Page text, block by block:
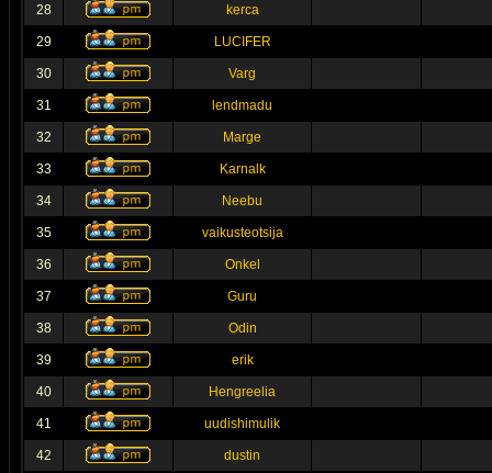
28 kerca
29 LUCIFER
30 Varg
31 lendmadu
32 Marge
33 Karnalk
34 Neebu
35 vaikusteotsija
36 Onkel
37 Guru
38 Odin
39 erik
40 Hengreelia
41 uudishimulik
42 dustin